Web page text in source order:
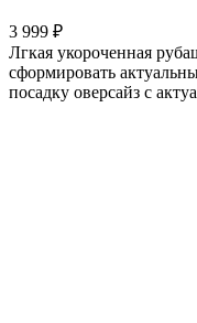
3 999 ₽
Лгкая укороченная
сформировать
посадку оверсайз с